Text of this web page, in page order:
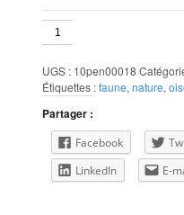
quantité
de
10x21
UP
UGS : 10pen00018
Étiquettes :faune, nature,
Partager :
Facebook
LinkedIn
E-